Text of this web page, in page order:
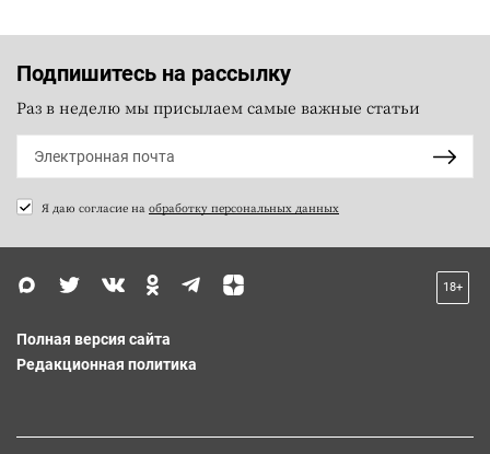
Подпишитесь на рассылку
Раз в неделю мы присылаем самые важные статьи
Я даю согласие на обработку персональных данных
18+
Полная версия сайта
Редакционная политика